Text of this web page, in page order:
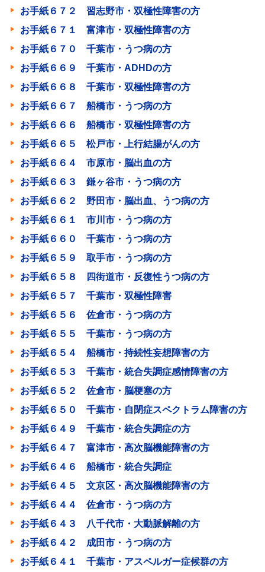
お手紙６７２ 習志野市・双極性障害の方
お手紙６７１ 富津市・双極性障害の方
お手紙６７０ 千葉市・うつ病の方
お手紙６６９ 千葉市・ADHDの方
お手紙６６８ 千葉市・双極性障害の方
お手紙６６７ 船橋市・うつ病の方
お手紙６６６ 船橋市・双極性障害の方
お手紙６６５ 松戸市・上行結腸がんの方
お手紙６６４ 市原市・脳出血の方
お手紙６６３ 鎌ヶ谷市・うつ病の方
お手紙６６２ 野田市・脳出血、うつ病の方
お手紙６６１ 市川市・うつ病の方
お手紙６６０ 千葉市・うつ病の方
お手紙６５９ 取手市・うつ病の方
お手紙６５８ 四街道市・反復性うつ病の方
お手紙６５７ 千葉市・双極性障害
お手紙６５６ 佐倉市・うつ病の方
お手紙６５５ 千葉市・うつ病の方
お手紙６５４ 船橋市・持続性妄想障害の方
お手紙６５３ 千葉市・統合失調症感情障害の方
お手紙６５２ 佐倉市・脳梗塞の方
お手紙６５０ 千葉市・自閉症スペクトラム障害の方
お手紙６４９ 千葉市・統合失調症の方
お手紙６４７ 富津市・高次脳機能障害の方
お手紙６４６ 船橋市・統合失調症
お手紙６４５ 文京区・高次脳機能障害の方
お手紙６４４ 佐倉市・うつ病の方
お手紙６４３ 八千代市・大動脈解離の方
お手紙６４２ 成田市・うつ病の方
お手紙６４１ 千葉市・アスペルガー症候群の方